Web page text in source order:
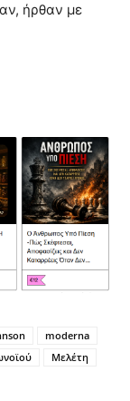
ήρθαν με
moderna
Μελέτη